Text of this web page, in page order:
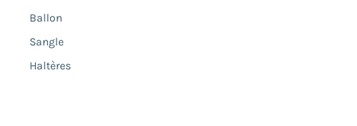
Ballon
Sangle
Haltères